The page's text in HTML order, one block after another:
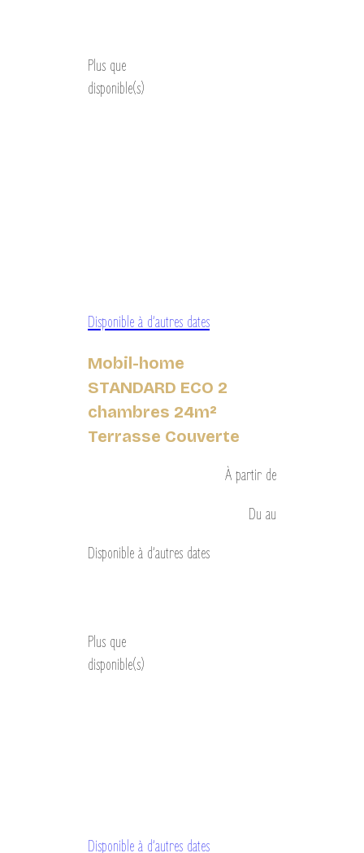
Plus que
disponible(s)
Disponible à d’autres dates
Mobil-home
STANDARD ECO 2
chambres 24m²
Terrasse Couverte
À partir de
Du au
Disponible à d’autres dates
Plus que
disponible(s)
Disponible à d’autres dates